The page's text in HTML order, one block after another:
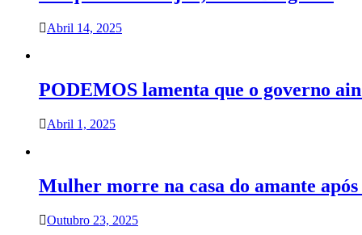
Abril 14, 2025
PODEMOS lamenta que o governo
Abril 1, 2025
Mulher morre na casa do amante
Outubro 23, 2025